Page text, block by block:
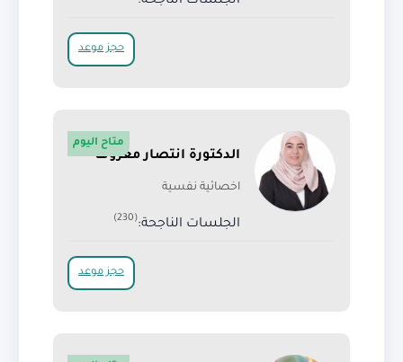
حجز موعد
الدكتورة انتصار معروف
اخصائية نفسية
الجلسات الناجحة:(230)
متاح اليوم
حجز موعد